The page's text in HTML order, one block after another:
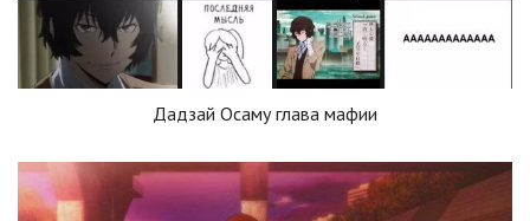
Дадзай Осаму глава мафии